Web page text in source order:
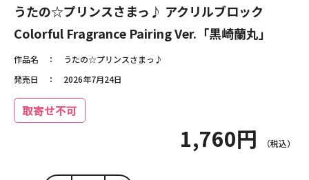
うたの☆プリンスさまっ♪ アクリルブロック
Colorful Fragrance Pairing Ver.「黒崎蘭丸」
作品名
うたの☆プリンスさまっ♪
発売日
2026年7月24日
取寄せ不可
1,760円